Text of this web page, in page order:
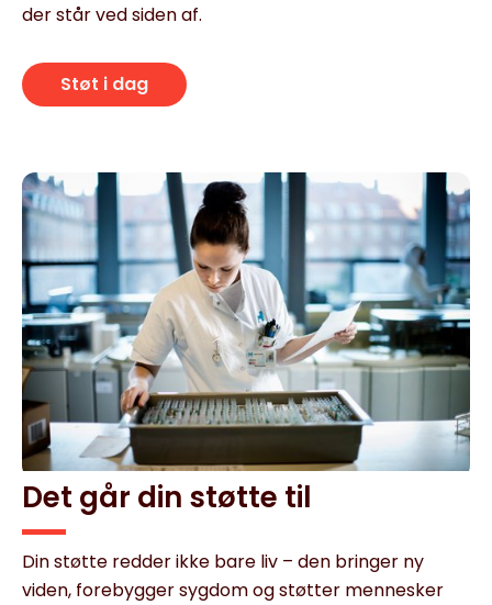
der står ved siden af.
Støt i dag
Det går din støtte til
Din støtte redder ikke bare liv – den bringer ny
viden, forebygger sygdom og støtter mennesker